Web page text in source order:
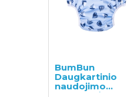
BumBun
Daugkartinio
naudojimo